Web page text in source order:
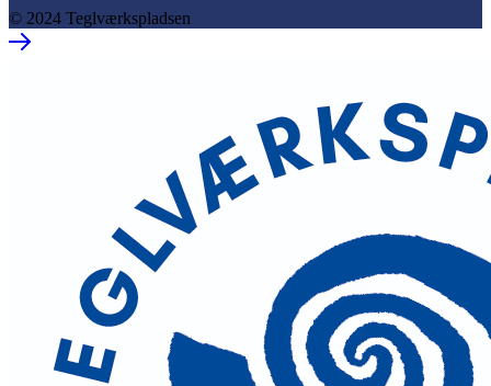
© 2024 Teglværkspladsen